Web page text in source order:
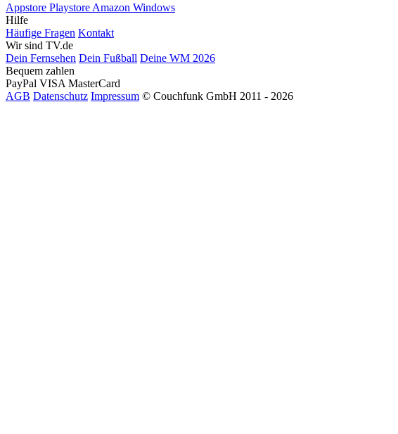
Appstore Playstore Amazon Windows
Hilfe
Häufige Fragen Kontakt
Wir sind TV.de
Dein Fernsehen Dein Fußball Deine WM 2026
Bequem zahlen
PayPal VISA MasterCard
AGB Datenschutz Impressum © Couchfunk GmbH 2011 - 2026